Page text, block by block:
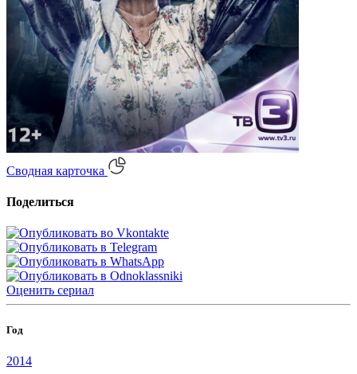
Сводная карточка
Поделиться
Оценить сериал
Год
2014